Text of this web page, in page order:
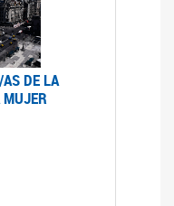
DE LA
MUJER